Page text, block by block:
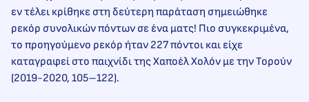
εν τέλει κρίθηκε στη δεύτερη παράταση σημειώθηκε
ρεκόρ συνολικών πόντων σε ένα ματς! Πιο συγκεκριμένα,
το προηγούμενο ρεκόρ ήταν 227 πόντοι και είχε
καταγραφεί στο παιχνίδι της Χαποέλ Χολόν με την Τορούν
(2019-2020, 105–122).